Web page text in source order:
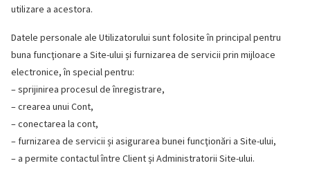
utilizare a acestora.
Datele personale ale Utilizatorului sunt folosite în principal pentru
buna funcţionare a Site-ului și furnizarea de servicii prin mijloace
electronice, în special pentru:
– sprijinirea procesul de înregistrare,
– crearea unui Cont,
– conectarea la cont,
– furnizarea de servicii și asigurarea bunei funcţionări a Site-ului,
– a permite contactul între Client și Administratorii Site-ului.